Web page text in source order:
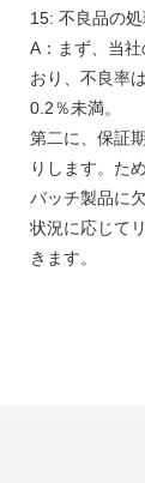
15: 不良品の
A：まず、当
おり、不良率
0.2％未満。
第二に、保証
りします。た
バッチ製品に
状況に応じて
きます。